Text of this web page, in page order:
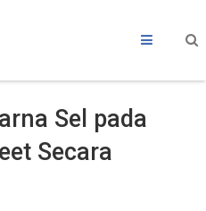
Sel pada
Secara